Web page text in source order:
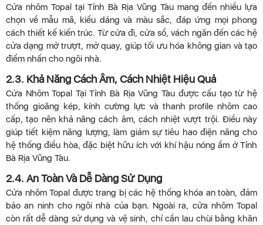
Cửa nhôm Topal tại Tỉnh Bà Rịa Vũng Tàu mang đến nhiều lựa
chọn về mẫu mã, kiểu dáng và màu sắc, đáp ứng mọi phong
cách thiết kế kiến trúc. Từ cửa đi, cửa sổ, vách ngăn đến các hệ
cửa dạng mở trượt, mở quay, giúp tối ưu hóa không gian và tạo
điểm nhấn cho ngôi nhà.
2.3. Khả Năng Cách Âm, Cách Nhiệt Hiệu Quả
Cửa Nhôm Topal Tại Tỉnh Bà Rịa Vũng Tàu được cấu tạo từ hệ
thống gioăng kép, kính cường lực và thanh profile nhôm cao
cấp, tạo nên khả năng cách âm, cách nhiệt vượt trội. Điều này
giúp tiết kiệm năng lượng, làm giảm sự tiêu hao điện năng cho
hệ thống điều hòa, đặc biệt hữu ích với khí hậu nóng ẩm ở Tỉnh
Bà Rịa Vũng Tàu.
2.4. An Toàn Và Dễ Dàng Sử Dụng
Cửa nhôm Topal được trang bị các hệ thống khóa an toàn, đảm
bảo an ninh cho ngôi nhà của bạn. Ngoài ra, cửa nhôm Topal
còn rất dễ dàng sử dụng và vệ sinh, chỉ cần lau chùi bằng khăn